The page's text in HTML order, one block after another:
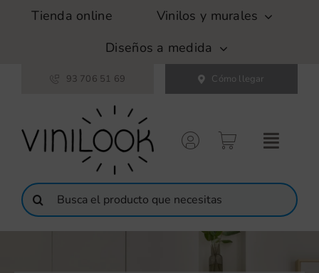
SaltarTienda online
Vinilos y murales
Diseños a medida
93 706 51 69 Cómo llegar
Buscar: